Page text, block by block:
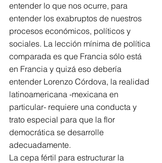
entender lo que nos ocurre, para
entender los exabruptos de nuestros
procesos económicos, políticos y
sociales. La lección mínima de política
comparada es que Francia sólo está
en Francia y quizá eso debería
entender Lorenzo Córdova, la realidad
latinoamericana -mexicana en
particular- requiere una conducta y
trato especial para que la flor
democrática se desarrolle
adecuadamente.
La cepa fértil para estructurar la